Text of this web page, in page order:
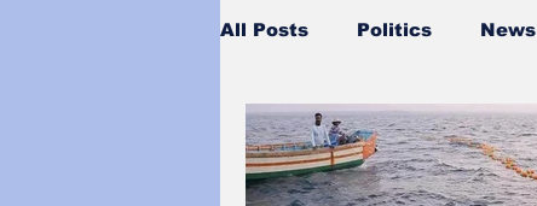
All Posts Politics News
Personality